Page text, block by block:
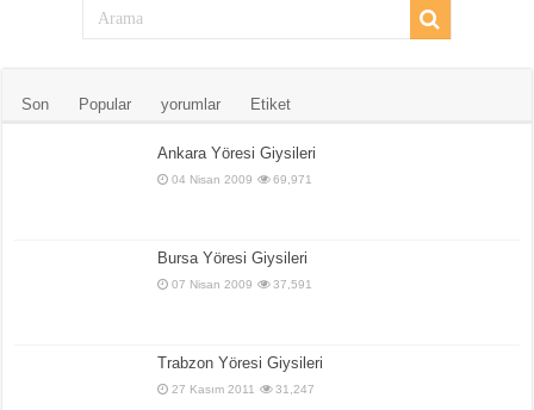
Son Popular yorumlar Etiket
Ankara Yöresi Giysileri
04 Nisan 2009 69,971
Bursa Yöresi Giysileri
07 Nisan 2009 37,591
Trabzon Yöresi Giysileri
27 Kasım 2011 31,247